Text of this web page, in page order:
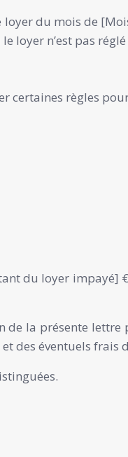
du mois de
n’est pas
règles
du loyer
la présente
des éventuels frais